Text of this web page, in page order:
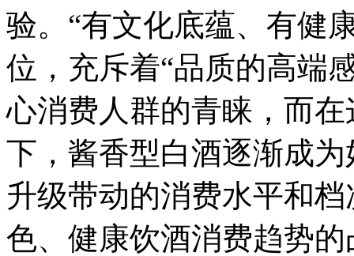
验。“有文化底蕴、有健
位，充斥着“品质的高端
心消费人群的青睐，而
下，酱香型白酒逐渐成
升级带动的消费水平和
色、健康饮酒消费趋势